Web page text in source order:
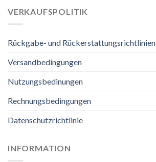
VERKAUFSPOLITIK
Rückgabe- und Rückerstattungsrichtlinien
Versandbedingungen
Nutzungsbedinungen
Rechnungsbedingungen
Datenschutzrichtlinie
INFORMATION